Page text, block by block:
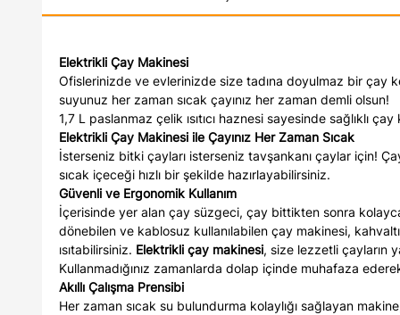
Elektrikli Çay Makinesi
Ofislerinizde ve evlerinizde size tadına doyulmaz bir çay
suyunuz her zaman sıcak çayınız her zaman demli olsun!
1,7 L paslanmaz çelik ısıtıcı haznesi sayesinde sağlıklı
Elektrikli Çay Makinesi ile Çayınız Her Zaman Sıcak
İsterseniz bitki çayları isterseniz tavşankanı çaylar için!
sıcak içeceği hızlı bir şekilde hazırlayabilirsiniz.
Güvenli ve Ergonomik Kullanım
İçerisinde yer alan çay süzgeci, çay bittikten sonra
dönebilen ve kablosuz kullanılabilen çay makinesi,
ısıtabilirsiniz. Elektrikli çay makinesi, size lezzetli çayların
Kullanmadığınız zamanlarda dolap içinde muhafaza
Akıllı Çalışma Prensibi
Her zaman sıcak su bulundurma kolaylığı sağlayan